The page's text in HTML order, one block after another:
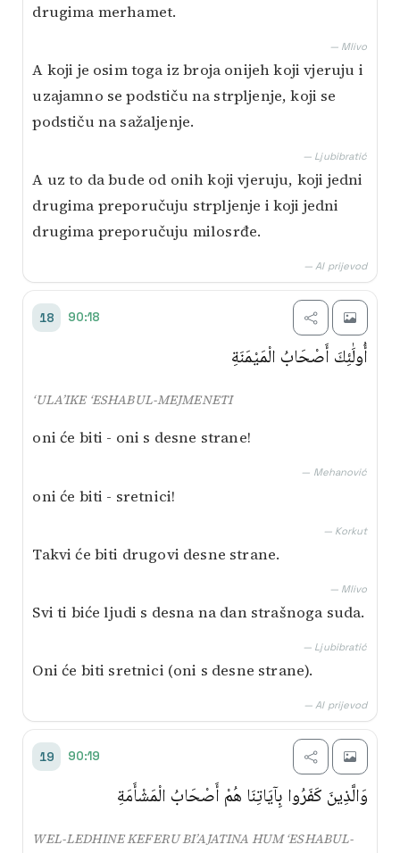
drugima merhamet.
— Mlivo
A koji je osim toga iz broja onijeh koji vjeruju i
uzajamno se podstiču na strpljenje, koji se
podstiču na sažaljenje.
— Ljubibratić
A uz to da bude od onih koji vjeruju, koji jedni
drugima preporučuju strpljenje i koji jedni
drugima preporučuju milosrđe.
— AI prijevod
18 90:18
أُولَٰئِكَ أَصْحَابُ الْمَيْمَنَةِ
‘ULA’IKE ‘ESHABUL-MEJMENETI
oni će biti - oni s desne strane!
— Mehanović
oni će biti - sretnici!
— Korkut
Takvi će biti drugovi desne strane.
— Mlivo
Svi ti biće ljudi s desna na dan strašnoga suda.
— Ljubibratić
Oni će biti sretnici (oni s desne strane).
— AI prijevod
19 90:19
وَالَّذِينَ كَفَرُوا بِآيَاتِنَا هُمْ أَصْحَابُ الْمَشْأَمَةِ
WEL-LEDHINE KEFERU BI’AJATINA HUM ‘ESHABUL-